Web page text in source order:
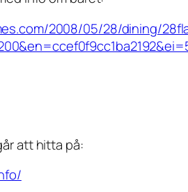
2008/05/28/dining/
att hitta på: